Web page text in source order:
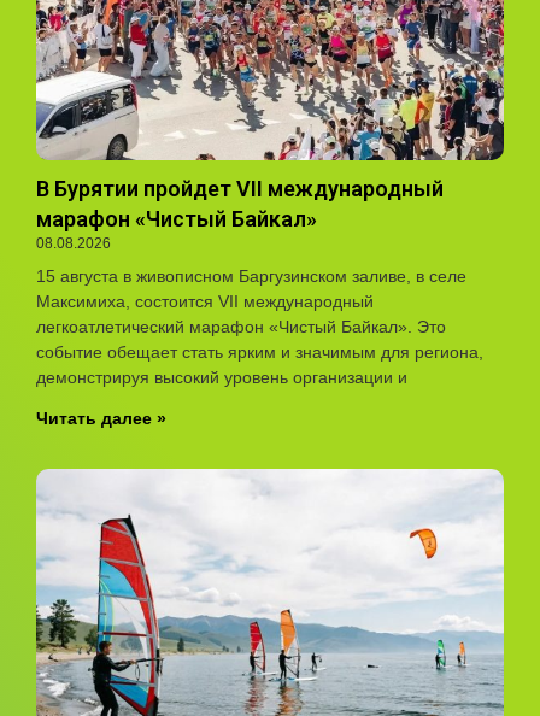
В Бурятии пройдет VII международный
марафон «Чистый Байкал»
08.08.2026
15 августа в живописном Баргузинском заливе, в селе
Максимиха, состоится VII международный
легкоатлетический марафон «Чистый Байкал». Это
событие обещает стать ярким и значимым для региона,
демонстрируя высокий уровень организации и
Читать далее »